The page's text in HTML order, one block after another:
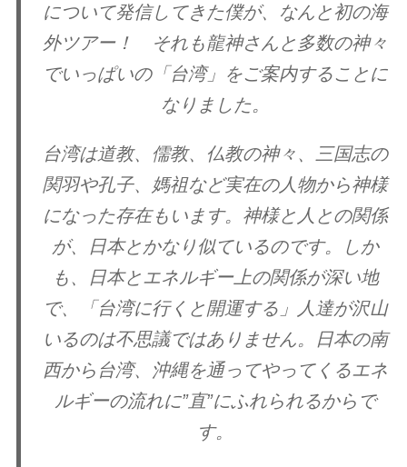
について発信してきた僕が、なんと初の海
外ツアー！ それも龍神さんと多数の神々
でいっぱいの「台湾」をご案内することに
なりました。
台湾は道教、儒教、仏教の神々、三国志の
関羽や孔子、媽祖など実在の人物から神様
になった存在もいます。神様と人との関係
が、日本とかなり似ているのです。しか
も、日本とエネルギー上の関係が深い地
で、「台湾に行くと開運する」人達が沢山
いるのは不思議ではありません。日本の南
西から台湾、沖縄を通ってやってくるエネ
ルギーの流れに”直”にふれられるからで
す。